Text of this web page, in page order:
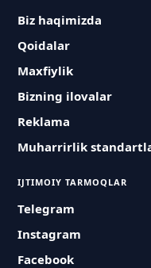
Biz haqimizda
Qoidalar
Maxfiylik
Bizning ilovalar
Reklama
Muharrirlik
IJTIMOIY TARMOQLAR
Telegram
Instagram
Facebook